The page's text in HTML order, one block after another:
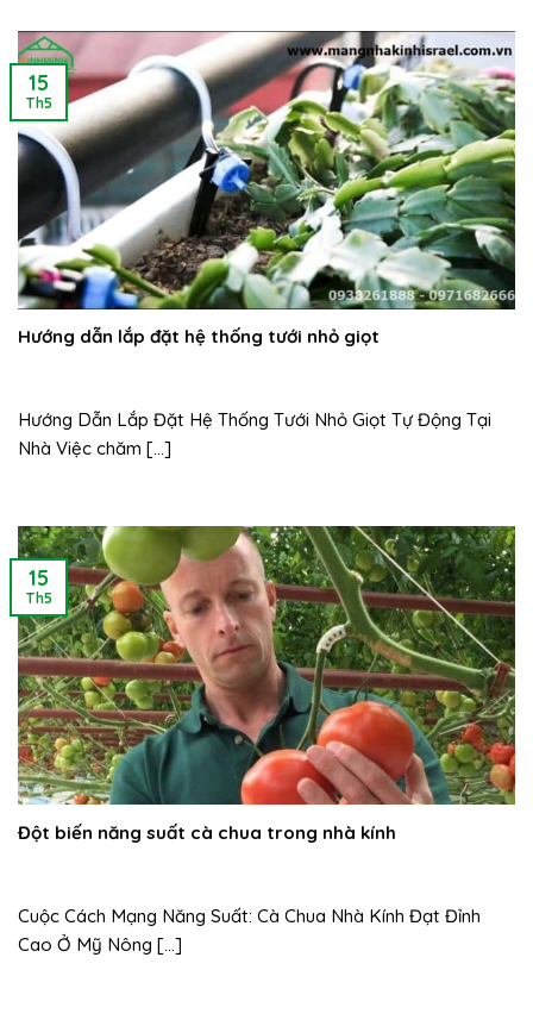
Hướng dẫn lắp đặt hệ thống tưới nhỏ giọt
Hướng Dẫn Lắp Đặt Hệ Thống Tưới Nhỏ Giọt Tự Động Tại
Nhà Việc chăm [...]
15
Th5
Đột biến năng suất cà chua trong nhà kính
Cuộc Cách Mạng Năng Suất: Cà Chua Nhà Kính Đạt Đỉnh
Cao Ở Mỹ Nông [...]
15
Th5